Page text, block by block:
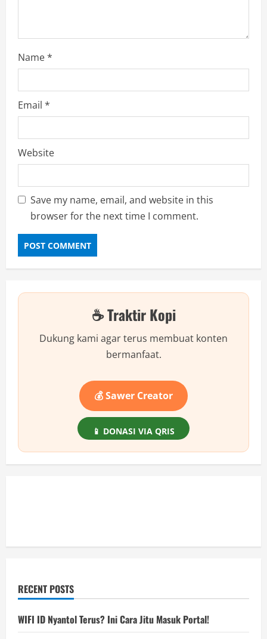
Name*
Email *
Website
Save my name, email, and website in this
browser for the next time I comment.
☕ Traktir Kopi
Dukung kami agar terus membuat konten
bermanfaat.
💰 Sawer Creator
📱 DONASI VIA QRIS
RECENT POSTS
WIFI ID Nyantol Terus? Ini Cara Jitu Masuk Portal!